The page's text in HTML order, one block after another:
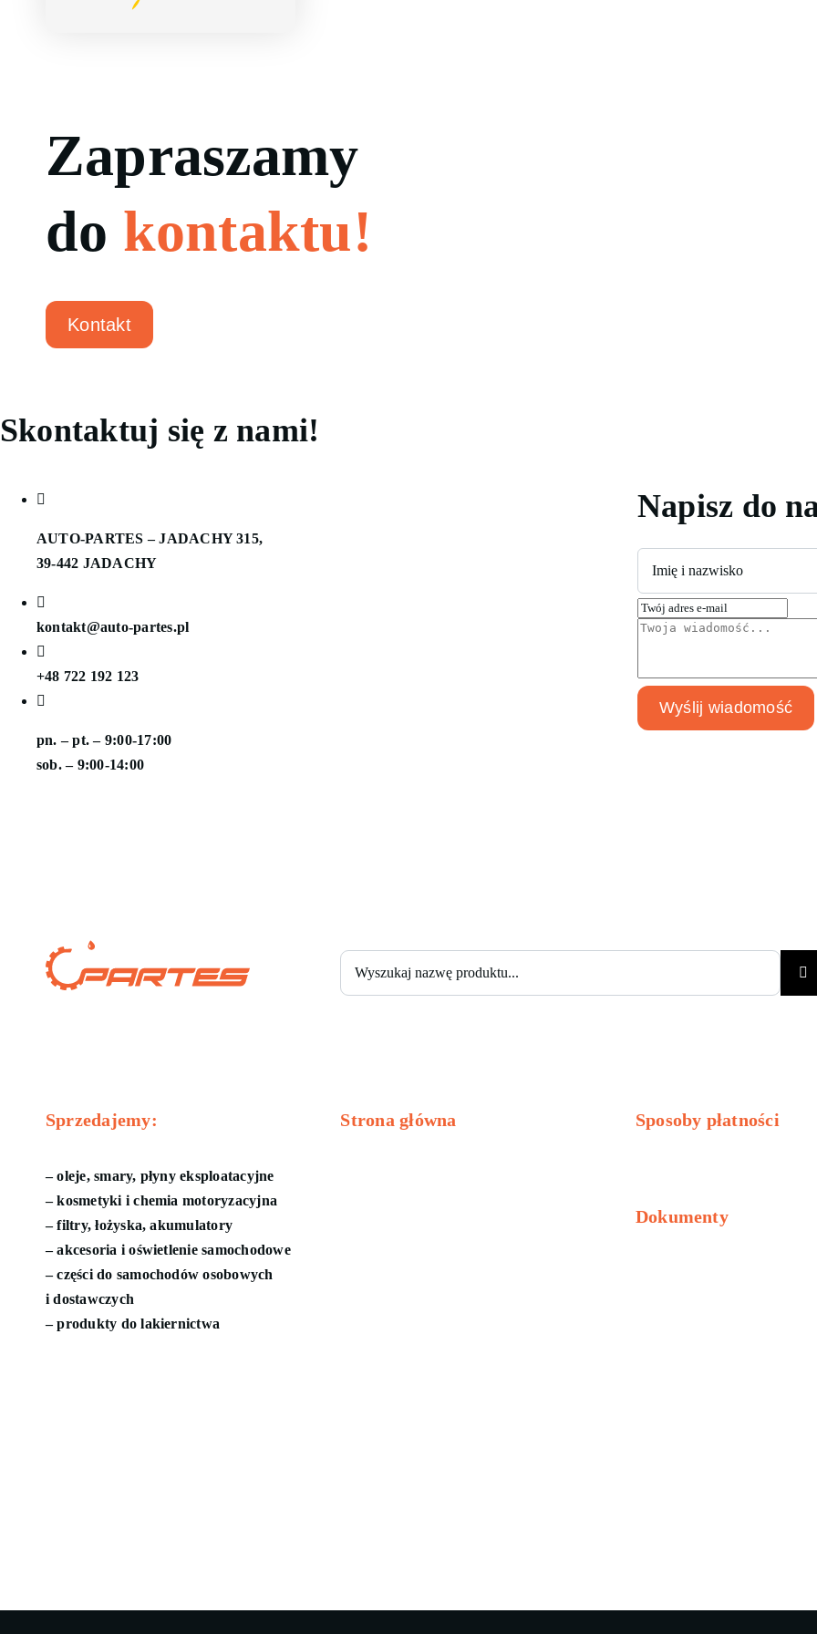
Zapraszamy
do kontaktu!
Kontakt
Skontaktuj się z nami!
AUTO-PARTES – JADACHY 315,
39-442 JADACHY
kontakt@auto-partes.pl
+48 722 192 123
pn. – pt. – 9:00-17:00
sob. – 9:00-14:00
Napisz do
Wyślij wiadomość
Sprzedajemy:
– oleje, smary, płyny eksploatacyjne
– kosmetyki i chemia motoryzacyjna
– filtry, łożyska, akumulatory
– akcesoria i oświetlenie samochodowe
– części do samochodów osobowych
i dostawczych
– produkty do lakiernictwa
Strona główna Sposoby płatności
Dokumenty